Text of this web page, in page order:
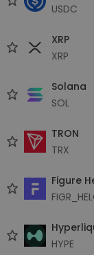
USDC
XRP
XRP
Solana
SOL
TRON
TRX
Figure
HYPE